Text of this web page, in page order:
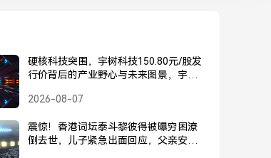
硬核科技突围，宇树科技150.80元/股发
行价背后的产业野心与未来图景，宇树
背后的产业野心与未来图景
2026-08-07
震惊！香港词坛泰斗黎彼得被曝穷困潦
倒去世，儿子紧急出面回应，父亲安